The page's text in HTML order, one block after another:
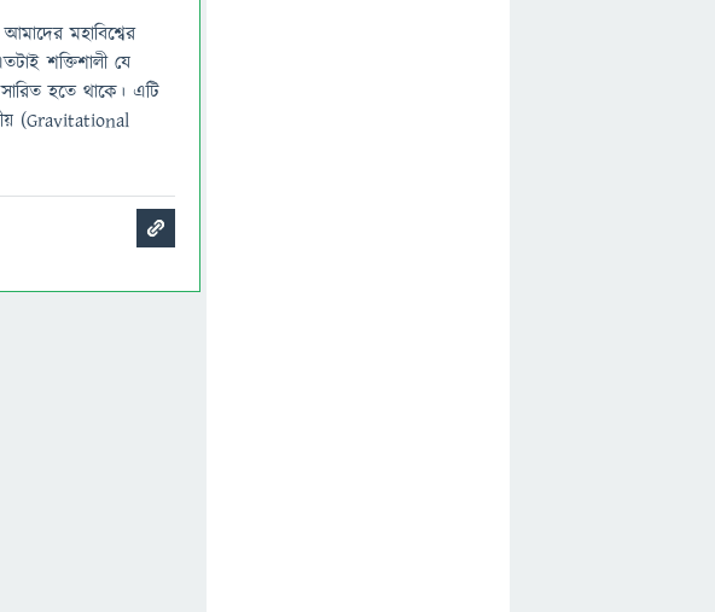
মহাবিশ্বের
শক্তিশালী যে
হতে থাকে। এটি
(Gravitational